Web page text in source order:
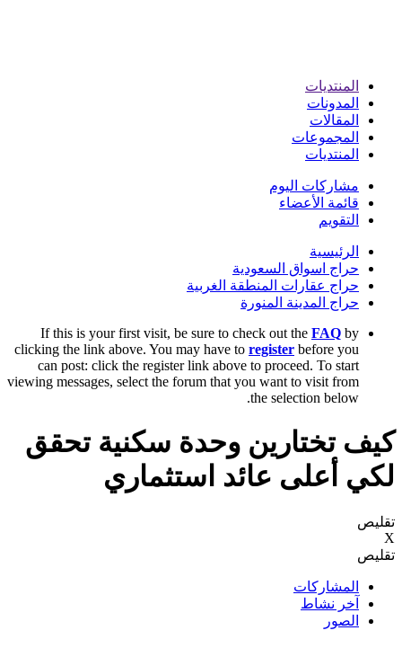
المنتديات
المدونات
المقالات
المجموعات
المنتديات
مشاركات اليوم
قائمة الأعضاء
التقويم
الرئيسية
حراج اسواق السعودية
حراج عقارات المنطقة الغربية
حراج المدينة المنورة
If this is your first visit, be sure to check out the FAQ by
clicking the link above. You may have to register before you
can post: click the register link above to proceed. To start
viewing messages, select the forum that you want to visit from
the selection below.
كيف تختارين وحدة سكنية تحقق
لكي أعلى عائد استثماري
تقليص
X
تقليص
المشاركات
آخر نشاط
الصور